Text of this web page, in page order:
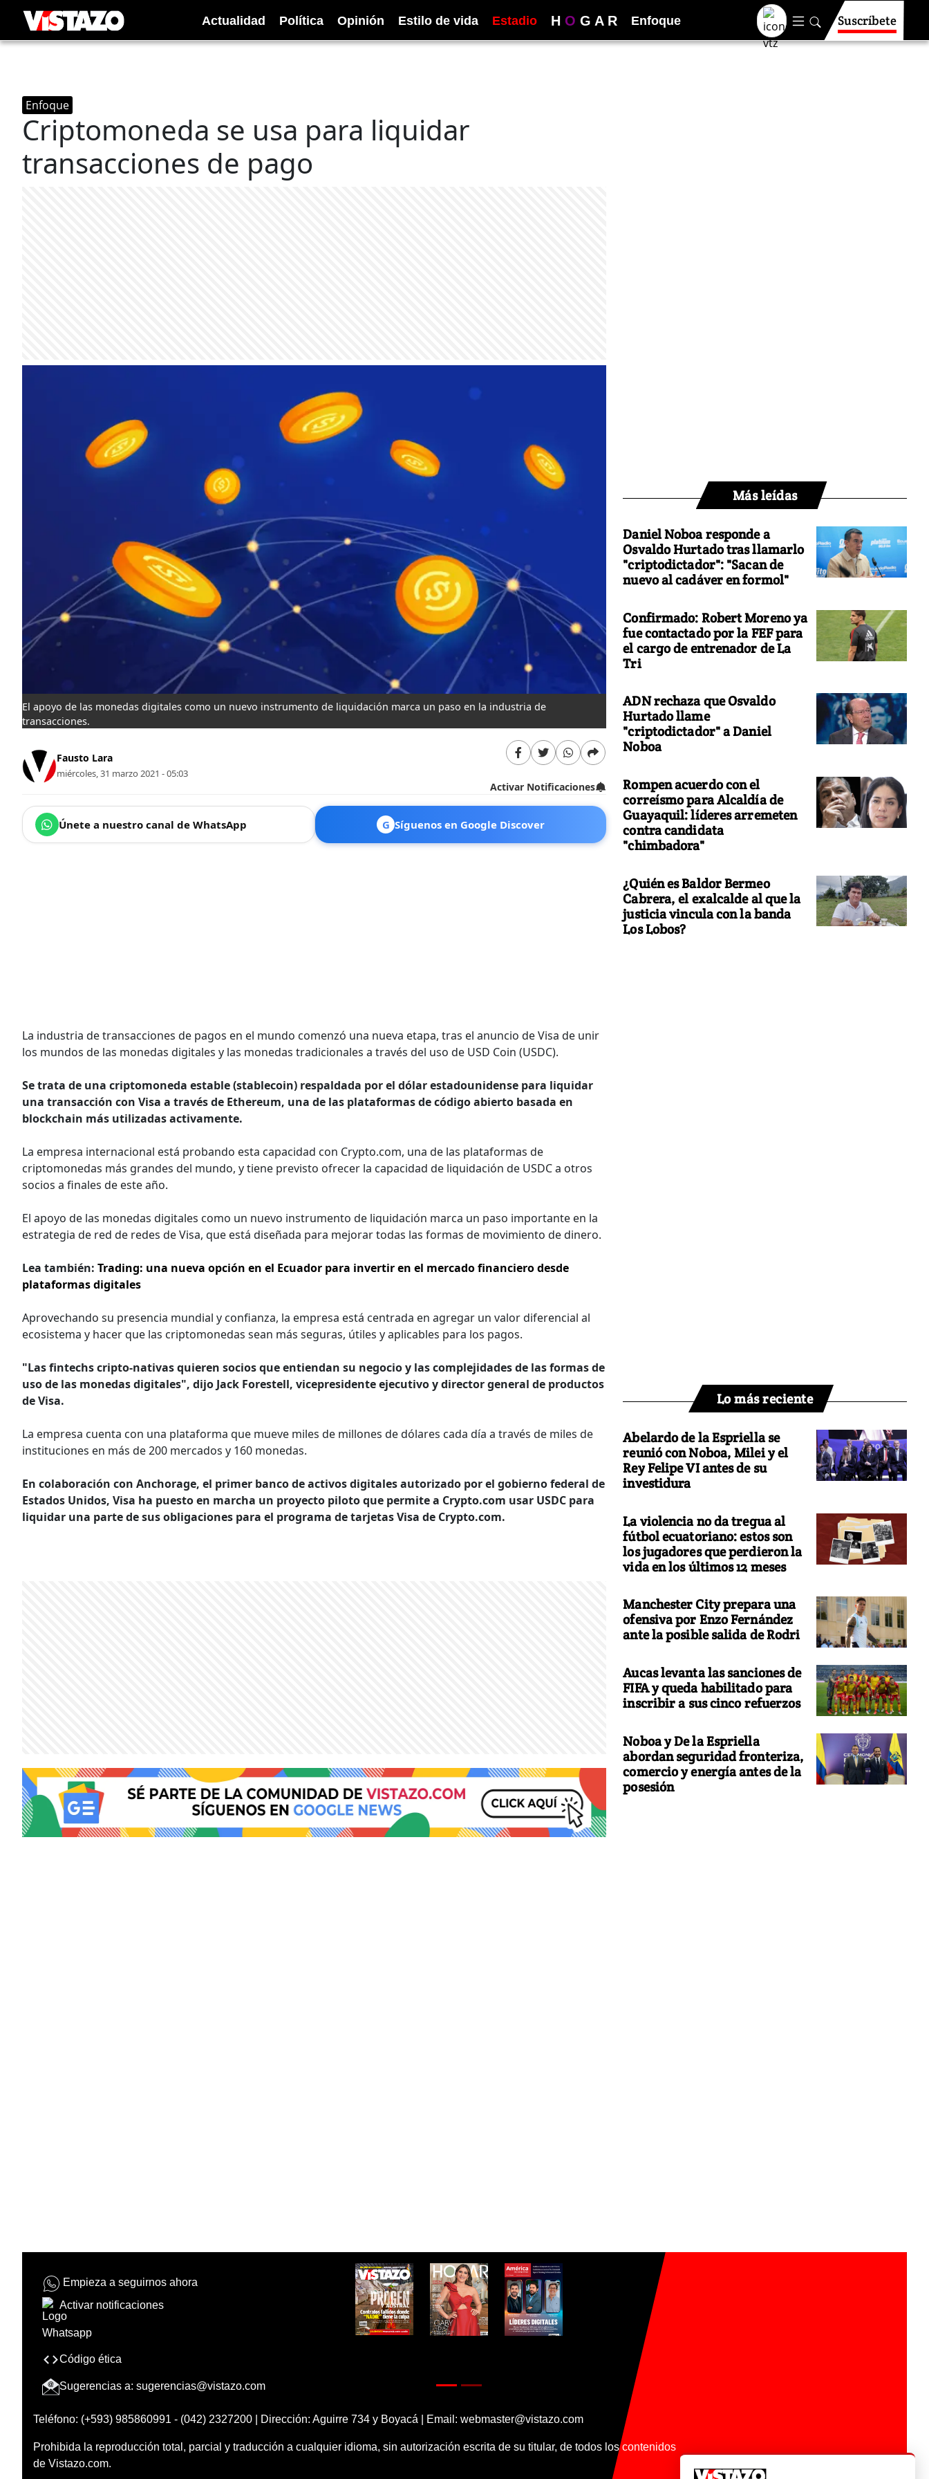
Actualidad Política Opinión Estilo de vida Estadio H O G A R Enfoque Suscríbete
Enfoque
Criptomoneda se usa para liquidar
transacciones de pago
El apoyo de las monedas digitales como un nuevo instrumento de liquidación marca un paso en la industria de
transacciones.
Fausto Lara
miércoles, 31 marzo 2021 - 05:03
Activar Notificaciones
Únete a nuestro canal de WhatsApp G Síguenos en Google Discover
La industria de transacciones de pagos en el mundo comenzó una nueva etapa, tras el anuncio de Visa de unir
los mundos de las monedas digitales y las monedas tradicionales a través del uso de USD Coin (USDC).
Se trata de una criptomoneda estable (stablecoin) respaldada por el dólar estadounidense para liquidar
una transacción con Visa a través de Ethereum, una de las plataformas de código abierto basada en
blockchain más utilizadas activamente.
La empresa internacional está probando esta capacidad con Crypto.com, una de las plataformas de
criptomonedas más grandes del mundo, y tiene previsto ofrecer la capacidad de liquidación de USDC a otros
socios a finales de este año.
El apoyo de las monedas digitales como un nuevo instrumento de liquidación marca un paso importante en la
estrategia de red de redes de Visa, que está diseñada para mejorar todas las formas de movimiento de dinero.
Lea también: Trading: una nueva opción en el Ecuador para invertir en el mercado financiero desde
plataformas digitales
Aprovechando su presencia mundial y confianza, la empresa está centrada en agregar un valor diferencial al
ecosistema y hacer que las criptomonedas sean más seguras, útiles y aplicables para los pagos.
"Las fintechs cripto-nativas quieren socios que entiendan su negocio y las complejidades de las formas de
uso de las monedas digitales", dijo Jack Forestell, vicepresidente ejecutivo y director general de productos
de Visa.
La empresa cuenta con una plataforma que mueve miles de millones de dólares cada día a través de miles de
instituciones en más de 200 mercados y 160 monedas.
En colaboración con Anchorage, el primer banco de activos digitales autorizado por el gobierno federal de
Estados Unidos, Visa ha puesto en marcha un proyecto piloto que permite a Crypto.com usar USDC para
liquidar una parte de sus obligaciones para el programa de tarjetas Visa de Crypto.com.
Más leídas
Daniel Noboa responde a
Osvaldo Hurtado tras llamarlo
"criptodictador": "Sacan de
nuevo al cadáver en formol"
Confirmado: Robert Moreno ya
fue contactado por la FEF para
el cargo de entrenador de La
Tri
ADN rechaza que Osvaldo
Hurtado llame
"criptodictador" a Daniel
Noboa
Rompen acuerdo con el
correísmo para Alcaldía de
Guayaquil: líderes arremeten
contra candidata
"chimbadora"
¿Quién es Baldor Bermeo
Cabrera, el exalcalde al que la
justicia vincula con la banda
Los Lobos?
Lo más reciente
Abelardo de la Espriella se
reunió con Noboa, Milei y el
Rey Felipe VI antes de su
investidura
La violencia no da tregua al
fútbol ecuatoriano: estos son
los jugadores que perdieron la
vida en los últimos 12 meses
Manchester City prepara una
ofensiva por Enzo Fernández
ante la posible salida de Rodri
Aucas levanta las sanciones de
FIFA y queda habilitado para
inscribir a sus cinco refuerzos
Noboa y De la Espriella
abordan seguridad fronteriza,
comercio y energía antes de la
posesión
Empieza a seguirnos ahora
Activar notificaciones
Código ética
Sugerencias a: sugerencias@vistazo.com
Teléfono: (+593) 985860991 - (042) 2327200 | Dirección: Aguirre 734 y Boyacá | Email: webmaster@vistazo.com
Prohibida la reproducción total, parcial y traducción a cualquier idioma, sin autorización escrita de su titular, de todos los contenidos
de Vistazo.com.